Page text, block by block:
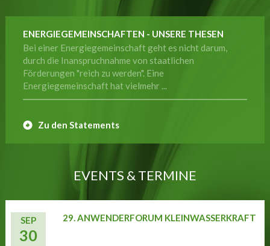
ENERGIEGEMEINSCHAFTEN - UNSERE THESEN
Bei einer Energiegemeinschaft geht es nicht darum,
durch die Inanspruchnahme von staatlichen
Förderungen "reich zu werden". Eine
Energiegemeinschaft hat vielmehr ...
Zu den Statements
EVENTS & TERMINE
SEP
30
29. ANWENDERFORUM KLEINWASSERKRAFT